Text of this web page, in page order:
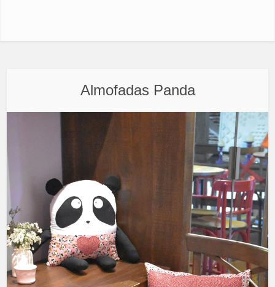
Almofadas Panda